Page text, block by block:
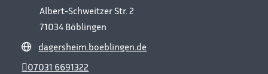
Albert-Schweitzer Str. 2
71034 Böblingen
dagersheim.boeblingen.de
07031 6691322